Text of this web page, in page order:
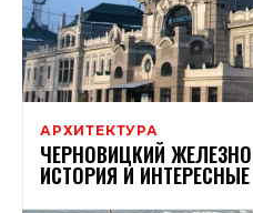
АРХИТЕКТУРА
ЧЕРНОВИЦКИЙ
ИСТОРИЯ И